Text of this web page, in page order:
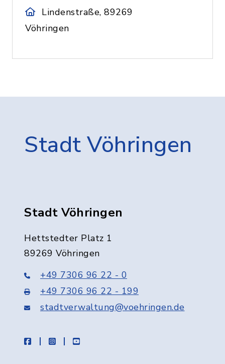
Lindenstraße, 89269
Vöhringen
Stadt Vöhringen
Stadt Vöhringen
Hettstedter Platz 1
89269 Vöhringen
+49 7306 96 22 - 0
+49 7306 96 22 - 199
stadtverwaltung@voehringen.de
facebookinstagramyoutube